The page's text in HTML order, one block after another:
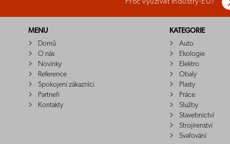
MENU
Domů
O nás
Novinky
Reference
Spokojení zákazníci
Partneři
Kontakty
KATEGORIE
Auto
Ekologie
Elektro
Obaly
Plasty
Práce
Služby
Stavebnictví
Strojírenství
Svařování